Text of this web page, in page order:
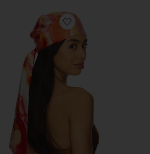
Favorite GIGI ヘッドスカーフ